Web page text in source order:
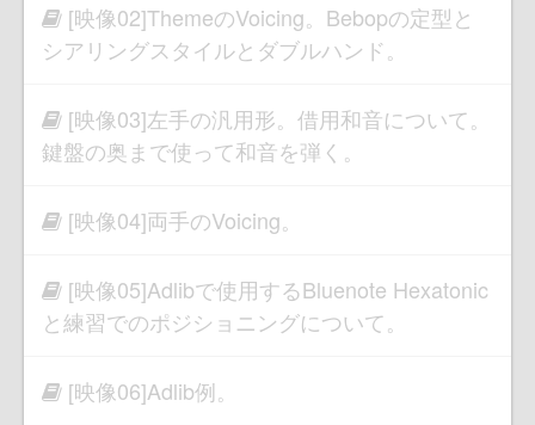
[映像02]ThemeのVoicing。Bebopの定型と
シアリングスタイルとダブルハンド。
[映像03]左手の汎用形。借用和音について。
鍵盤の奥まで使って和音を弾く。
[映像04]両手のVoicing。
[映像05]Adlibで使用するBluenote Hexatonic
と練習でのポジショニングについて。
[映像06]Adlib例。